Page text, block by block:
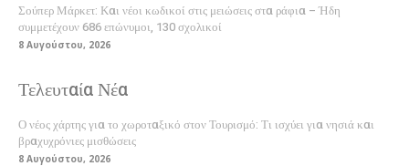
Σούπερ Μάρκετ: Και νέοι κωδικοί στις μειώσεις στα ράφια – Ήδη
συμμετέχουν 686 επώνυμοι, 130 σχολικοί
8 Αυγούστου, 2026
Τελευταία Νέα
Ο νέος χάρτης για το χωροταξικό στον Τουρισμό: Τι ισχύει για νησιά και
βραχυχρόνιες μισθώσεις
8 Αυγούστου, 2026